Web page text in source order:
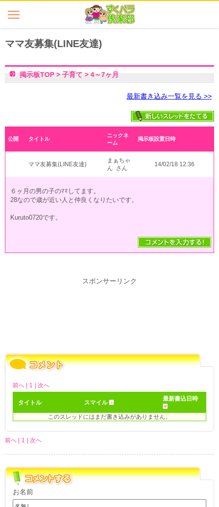
ママ友募集(LINE友達)
最新書き込み一覧を見る >>
掲示板TOP > 子育て > 4～7ヶ月
公開 タイトル
ニックネ
ーム
掲示板設置日時
ママ友募集(LINE友達)
まぁちゃ
ん さん
14/02/18 12:36
６ヶ月の男の子のﾏﾏしてます。
28なので歳が近い人と仲良くなりたいです。
Kuruto0720です。
スポンサーリンク
前へ | 1 | 次へ
タイトル スマイル
最新書込日時
このスレッドにはまだ書き込みがありません。
前へ | 1 | 次へ
お名前